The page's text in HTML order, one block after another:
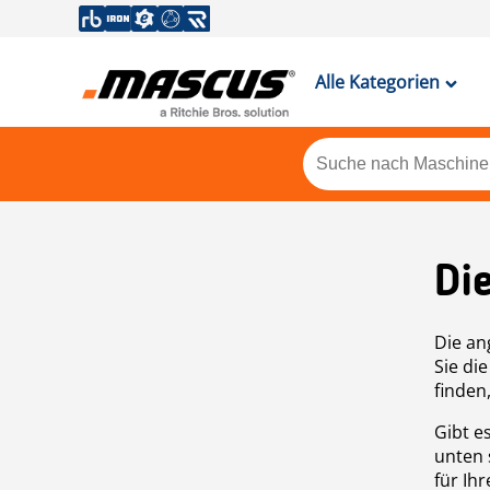
Alle Kategorien
Die
Sie
Gibt
unten
für